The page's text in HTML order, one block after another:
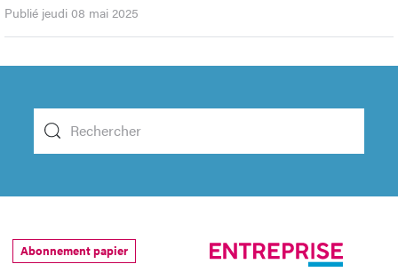
Publié jeudi 08 mai 2025
Abonnement papier